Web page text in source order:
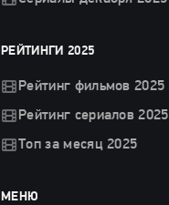
РЕЙТИНГИ 2025
Рейтинг фильмов 2025
Рейтинг сериалов 2025
Топ за месяц 2025
МЕНЮ